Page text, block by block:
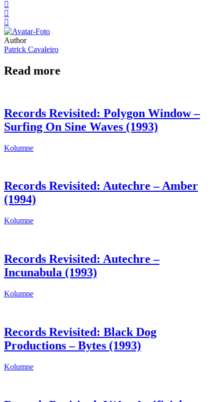
Author
Patrick Cavaleiro
Read more
Records Revisited: Polygon Window –
Surfing On Sine Waves (1993)
Kolumne
Records Revisited: Autechre – Amber
(1994)
Kolumne
Records Revisited: Autechre –
Incunabula (1993)
Kolumne
Records Revisited: Black Dog
Productions – Bytes (1993)
Kolumne